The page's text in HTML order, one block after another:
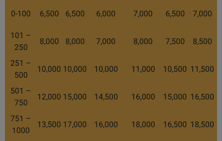
0-100 6,500 6,500 6,000 7,000 6,500 7,000
101 –
250
8,000 8,000 7,000 8,000 7,500 8,500
251 –
500
10,000 10,000 10,000 11,000 10,500 11,500
501 –
750
12,000 15,000 14,500 16,000 15,000 16,500
751 –
1000
13,500 17,000 16,000 18,000 16,500 18,500